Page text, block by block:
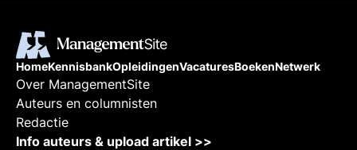
HomeKennisbankOpleidingenVacaturesBoekenNetwerk
Over ManagementSite
Auteurs en columnisten
Redactie
Info auteurs & upload artikel >>